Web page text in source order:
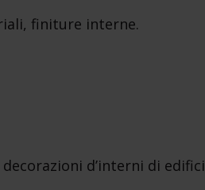
finiture interne.
d’interni di edifici